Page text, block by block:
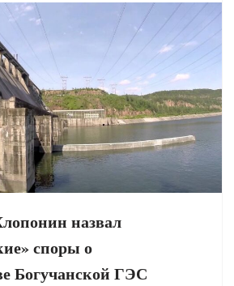
назвал
споры о
Богучанской ГЭС